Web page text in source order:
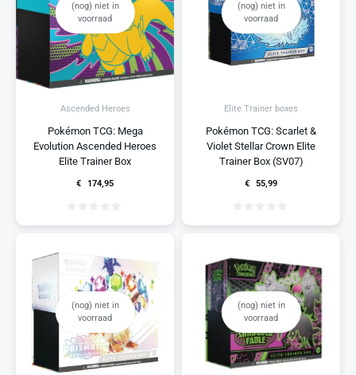
(nog) niet in
voorraad
Ascended Heroes
Pokémon TCG: Mega
Evolution Ascended Heroes
Elite Trainer Box
€ 174,95
(nog) niet in
voorraad
Elite Trainer boxes
Pokémon TCG: Scarlet &
Violet Stellar Crown Elite
Trainer Box (SV07)
€ 55,99
(nog) niet in
voorraad
(nog) niet in
voorraad